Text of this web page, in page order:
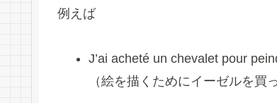
例えば
J’ai acheté un chevalet pour
（絵を描くためにイーゼルを買っ